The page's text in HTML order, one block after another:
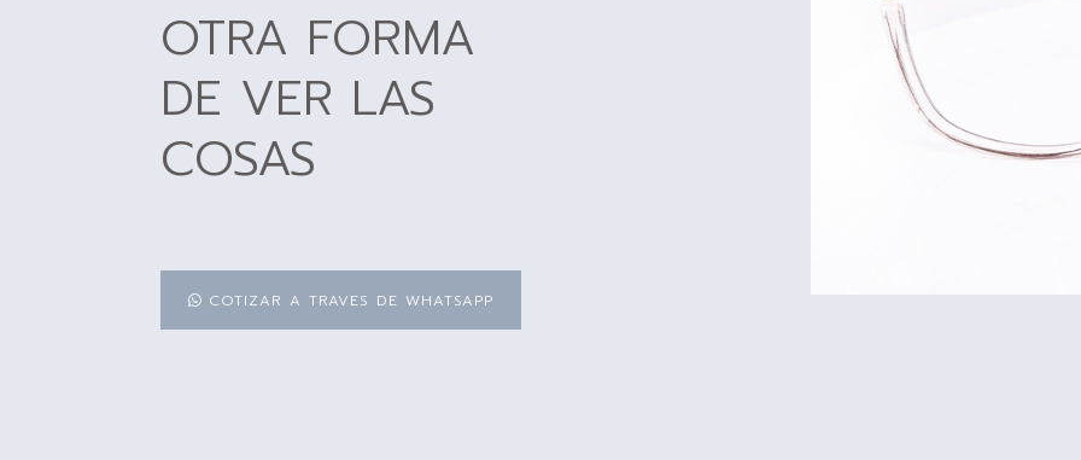
OTRA FORMA
DE VER LAS
COSAS
COTIZAR A TRAVES DE WHATSAPP